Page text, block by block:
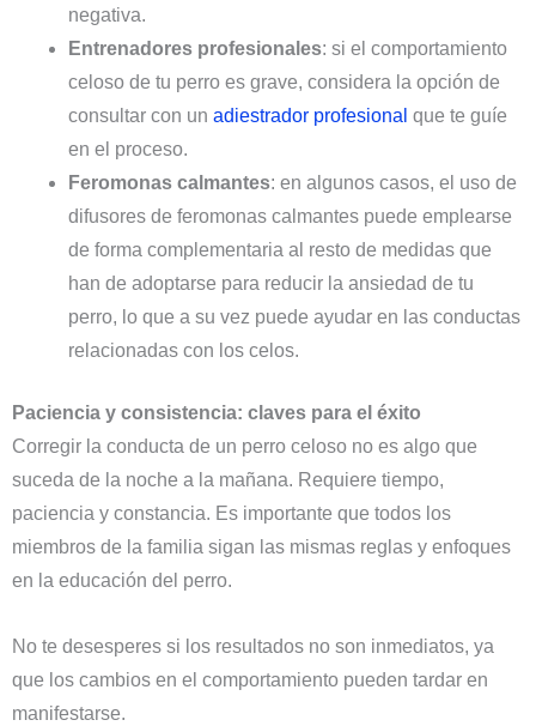
negativa.
Entrenadores profesionales: si el comportamiento
celoso de tu perro es grave, considera la opción de
consultar con un adiestrador profesional que te guíe
en el proceso.
Feromonas calmantes: en algunos casos, el uso de
difusores de feromonas calmantes puede emplearse
de forma complementaria al resto de medidas que
han de adoptarse para reducir la ansiedad de tu
perro, lo que a su vez puede ayudar en las conductas
relacionadas con los celos.
Paciencia y consistencia: claves para el éxito
Corregir la conducta de un perro celoso no es algo que
suceda de la noche a la mañana. Requiere tiempo,
paciencia y constancia. Es importante que todos los
miembros de la familia sigan las mismas reglas y enfoques
en la educación del perro.
No te desesperes si los resultados no son inmediatos, ya
que los cambios en el comportamiento pueden tardar en
manifestarse.